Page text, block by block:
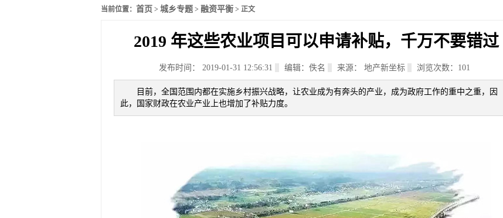
当前位置： 首页 > 城乡专题> 融资平衡> 正文
2019 年这些农业项目可以申请补贴，千万不要错过
发布时间： 2019-01-31 12:56:31 编辑：佚名 来源： 地产新坐标 浏览次数： 101
目前，全国范围内都在实施乡村振兴战略，让农业成为有奔头的产业，成为政府工作的重中之重，因
此，国家财政在农业产业上也增加了补贴力度。